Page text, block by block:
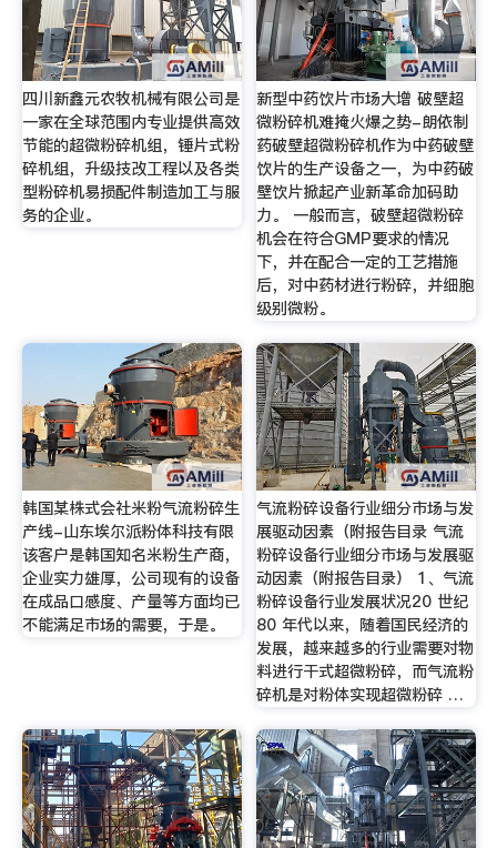
四川新鑫元农牧机械有限公司是
一家在全球范围内专业提供高效
节能的超微粉碎机组，锤片式粉
碎机组，升级技改工程以及各类
型粉碎机易损配件制造加工与服
务的企业。
新型中药饮片市场大增 破壁超
微粉碎机难掩火爆之势-朗依制
药破壁超微粉碎机作为中药破壁
饮片的生产设备之一，为中药破
壁饮片掀起产业新革命加码助
力。 一般而言，破壁超微粉碎
机会在符合GMP要求的情况
下，并在配合一定的工艺措施
后，对中药材进行粉碎，并细胞
级别微粉。
韩国某株式会社米粉气流粉碎生
产线-山东埃尔派粉体科技有限
该客户是韩国知名米粉生产商，
企业实力雄厚，公司现有的设备
在成品口感度、产量等方面均已
不能满足市场的需要，于是。
气流粉碎设备行业细分市场与发
展驱动因素（附报告目录 气流
粉碎设备行业细分市场与发展驱
动因素（附报告目录） 1、气流
粉碎设备行业发展状况20 世纪
80 年代以来，随着国民经济的
发展，越来越多的行业需要对物
料进行干式超微粉碎，而气流粉
碎机是对粉体实现超微粉碎 …